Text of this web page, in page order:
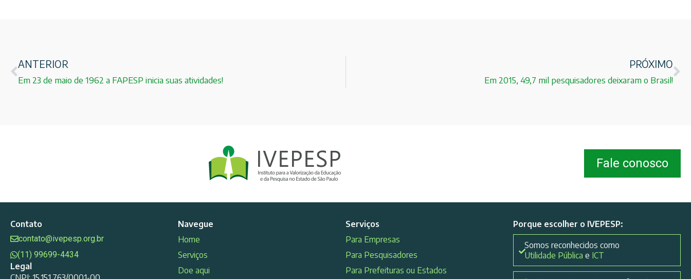
ANTERIOR
Em 23 de maio de 1962 a FAPESP inicia suas atividades!
PRÓXIMO
Em 2015, 49,7 mil pesquisadores deixaram o Brasil!
Fale conosco
Contato
contato@ivepesp.org.br
(11) 99699-4434
Legal
Navegue
Home
Serviços
Doe aqui
Serviços
Para Empresas
Para Pesquisadores
Para Prefeituras ou Estados
Porque escolher o IVEPESP:
Somos reconhecidos como
Utilidade Pública e ICT